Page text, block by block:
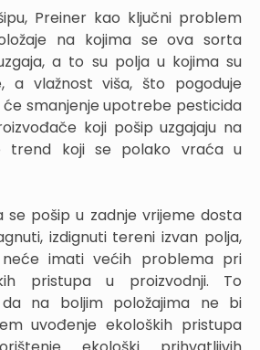
Preiner kao ključni problem
na kojima se ova sorta
a to su polja u kojima su
a vlažnost viša, što pogoduje
će smanjenje upotrebe pesticida
koji pošip uzgajaju na
trend koji se polako vraća u
se pošip u zadnje vrijeme dosta
izdignuti tereni izvan polja,
imati većih problema pri
pristupa u proizvodnji. To
na boljim položajima ne bi
uvođenje ekoloških pristupa